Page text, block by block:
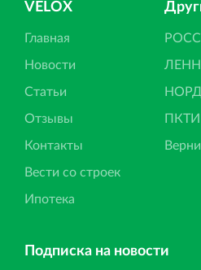
VELOX
Главная
Новости
Статьи
Отзывы
Контакты
Вести со строек
Ипотека
ПКТИ
Подписка на новости